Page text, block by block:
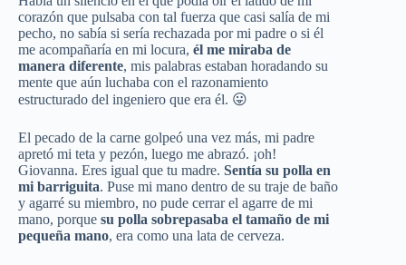
corazón que pulsaba con tal fuerza que casi salía de mi
pecho, no sabía si sería rechazada por mi padre o si él
me acompañaría en mi locura, él me miraba de
manera diferente, mis palabras estaban horadando su
mente que aún luchaba con el razonamiento
estructurado del ingeniero que era él. 😛
El pecado de la carne golpeó una vez más, mi padre
apretó mi teta y pezón, luego me abrazó. ¡oh!
Giovanna. Eres igual que tu madre. Sentía su polla en
mi barriguita. Puse mi mano dentro de su traje de baño
y agarré su miembro, no pude cerrar el agarre de mi
mano, porque su polla sobrepasaba el tamaño de mi
pequeña mano, era como una lata de cerveza.